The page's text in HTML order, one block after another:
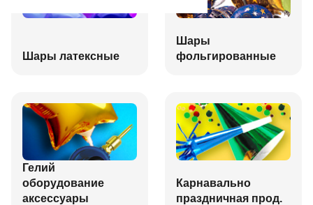
Шары латексные
Шары
фольгированные
Гелий
оборудование
аксессуары
Карнавально
праздничная прод.